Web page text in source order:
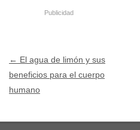
Publicidad
Post navigation
← El agua de limón y sus
beneficios para el cuerpo
humano